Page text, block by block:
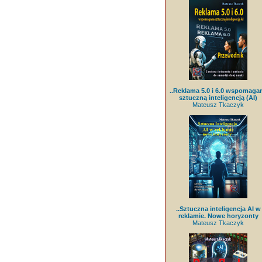
..Reklama 5.0 i 6.0
sztuczną inteligencją (AI)
Mateusz Tkaczyk
..Sztuczna inteligencja AI w
reklamie. Nowe horyzonty
Mateusz Tkaczyk